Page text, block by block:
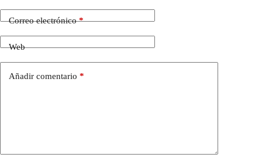
Correo electrónico*
Web
Añadir comentario *